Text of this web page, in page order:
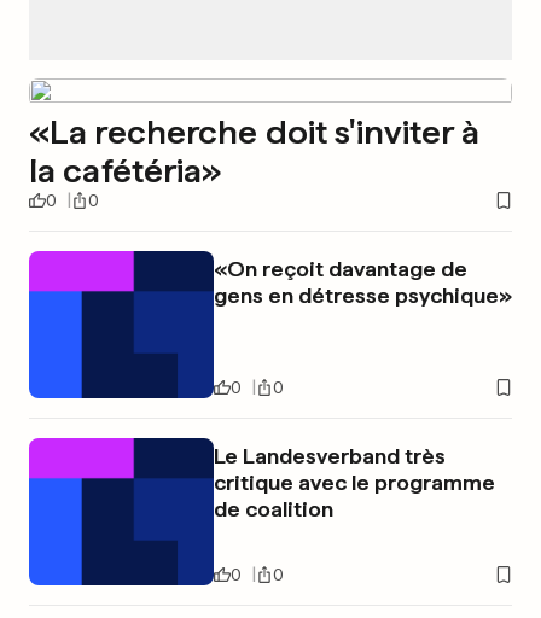
«La recherche doit s'inviter à
la cafétéria»
0 0
«On reçoit davantage de
gens en détresse psychique»
0 0
Le Landesverband très
critique avec le programme
de coalition
0 0